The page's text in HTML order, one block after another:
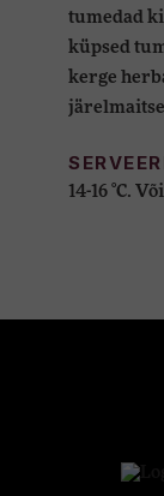
tumedad
küpsed
kerge
14-16 °C.